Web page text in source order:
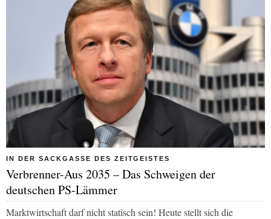
IN DER SACKGASSE DES ZEITGEISTES
Verbrenner-Aus 2035 – Das Schweigen der
deutschen PS-Lämmer
Marktwirtschaft darf nicht statisch sein! Heute stellt sich die